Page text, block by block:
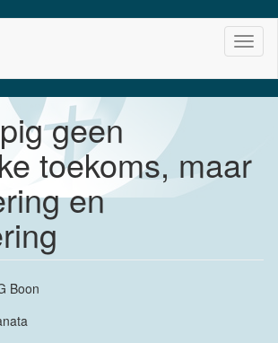
geen
toekoms, maar
en
Boon